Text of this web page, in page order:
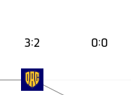
3:2 0:0